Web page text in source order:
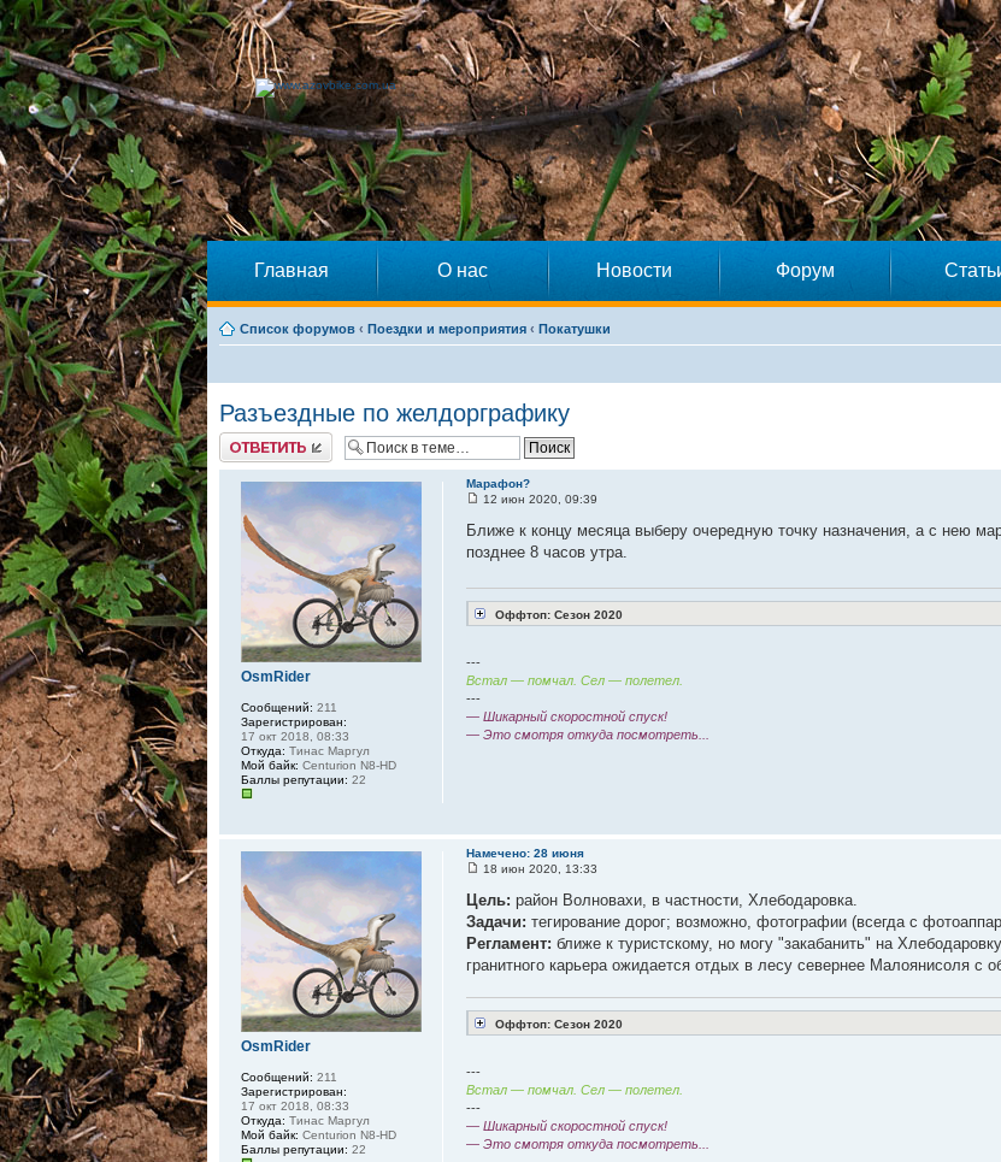
Главная О нас Новости Форум
Список форумов ‹ Поездки и мероприятия ‹ Покатушки
Разъездные по желдорграфику
Ответить
Марафон?
12 июн 2020, 09:39
Ближе к концу месяца выберу очередную точку назначения, а с нею
позднее 8 часов утра.
Оффтоп: Сезон 2020
---
Встал — помчал. Сел — полетел.
---
— Шикарный скоростной спуск!
— Это смотря откуда посмотреть...
OsmRider
Сообщений: 211
Зарегистрирован:
17 окт 2018, 08:33
Откуда: Тинас Маргул
Мой байк: Centurion N8-HD
Баллы репутации: 22
Намечено: 28 июня
18 июн 2020, 13:33
Цель: район Волновахи, в частности, Хлебодаровка.
Задачи: тегирование дорог; возможно, фотографии (всегда с
Регламент: ближе к туристскому, но могу "закабанить" на
гранитного карьера ожидается отдых в лесу севернее Малоянисоля с
Оффтоп: Сезон 2020
---
Встал — помчал. Сел — полетел.
---
— Шикарный скоростной спуск!
— Это смотря откуда посмотреть...
OsmRider
Сообщений: 211
Зарегистрирован:
17 окт 2018, 08:33
Откуда: Тинас Маргул
Мой байк: Centurion N8-HD
Баллы репутации: 22